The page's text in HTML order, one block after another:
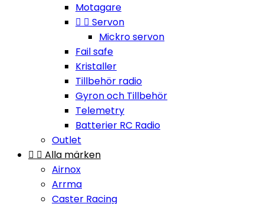
Motagare
  Servon
Mickro servon
Fail safe
Kristaller
Tillbehör radio
Gyron och Tillbehör
Telemetry
Batterier RC Radio
Outlet
  Alla märken
Airnox
Arrma
Caster Racing